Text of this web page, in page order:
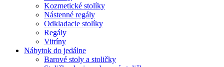
Kozmetické stolíky
Nástenné regály
Odkladacie stolíky
Regály
Vitríny
Nábytok do jedálne
Barové stoly a stoličky